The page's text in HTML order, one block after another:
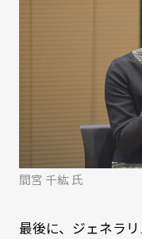
間宮 千紘 氏
最後に、ジェネラ